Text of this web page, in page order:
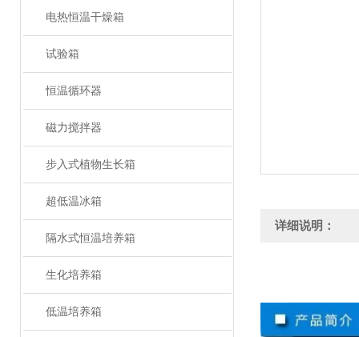
电热恒温干燥箱
试验箱
恒温循环器
磁力搅拌器
步入式植物生长箱
超低温冰箱
隔水式恒温培养箱
生化培养箱
低温培养箱
详细说明：